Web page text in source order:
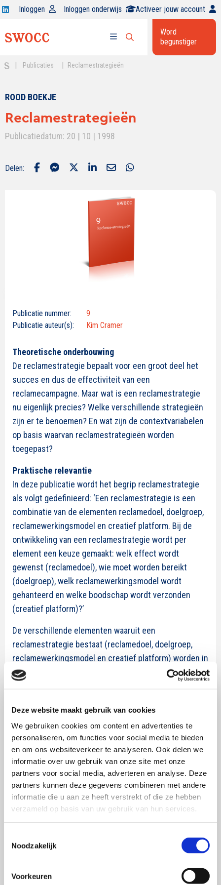
Deze website maakt gebruik van cookies
We gebruiken cookies om content en advertenties te
personaliseren, om functies voor social media te bieden
en om ons websiteverkeer te analyseren. Ook delen we
informatie over uw gebruik van onze site met onze
partners voor social media, adverteren en analyse. Deze
partners kunnen deze gegevens combineren met andere
informatie die u aan ze heeft verstrekt of die ze hebben
verzameld op basis van uw gebruik van hun services.
Noodzakelijk
Voorkeuren
Open
op
Inloggen Inloggen onderwijs Activeer jouw account
menu
Open
zoekbalk
Word
begunstiger
Publicaties Reclamestrategieën
ROOD BOEKJE
Reclamestrategieën
Publicatiedatum: 20 | 10 | 1998
Delen:
Publicatie nummer:
9
Publicatie auteur(s):
Kim Cramer
Theoretische onderbouwing
De reclamestrategie bepaalt voor een groot deel het
succes en dus de effectiviteit van een
reclamecampagne. Maar wat is een reclamestrategie
nu eigenlijk precies? Welke verschillende strategieën
zijn er te benoemen? En wat zijn de contextvariabelen
op basis waarvan reclamestrategieën worden
toegepast?
Praktische relevantie
In deze publicatie wordt het begrip reclamestrategie
als volgt gedefinieerd: ‘Een reclamestrategie is een
combinatie van de elementen reclamedoel, doelgroep,
reclamewerkingsmodel en creatief platform. Bij de
ontwikkeling van een reclamestrategie wordt per
element een keuze gemaakt: welk effect wordt
gewenst (reclamedoel), wie moet worden bereikt
(doelgroep), welk reclamewerkingsmodel wordt
gehanteerd en welke boodschap wordt verzonden
(creatief platform)?’
De verschillende elementen waaruit een
reclamestrategie bestaat (reclamedoel, doelgroep,
reclamewerkingsmodel en creatief platform) worden in
dit onderzoek stuk voor stuk behandeld en uiteindelijk
reclamedoelen of reclame-effecten er zijn na te
streven. Met betrekking tot het vaststellen van de
doelgroep wordt een overzicht gegeven van
verschillende segmentatiemethoden. Er wordt een
inventarisatie gemaakt van alle
reclamewerkingsmodellen die in de literatuur zijn terug
te vinden. En er wordt een overzicht gegeven van hoe
een creatief platform is op te bouwen door middel van
verschillende inhoudelijke categorieën (bv.
presenteren van een nieuwe eigenschap et cetera).
van alle factoren die de reclamestrategie beïnvloeden.